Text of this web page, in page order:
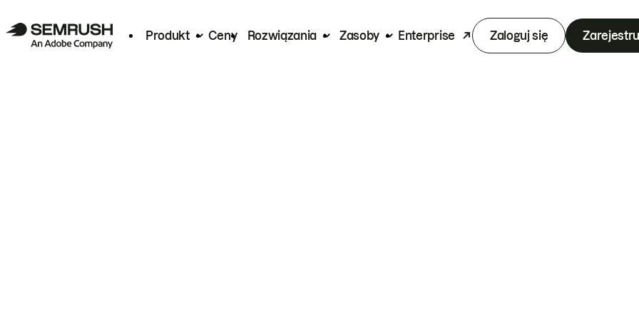
Produkt Ceny Rozwiązania Zasoby Enterprise Zaloguj się